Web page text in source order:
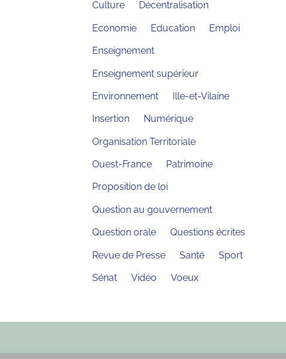
Culture Décentralisation
Economie Education Emploi
Enseignement
Enseignement supérieur
Environnement Ille-et-Vilaine
Insertion Numérique
Organisation Territoriale
Ouest-France Patrimoine
Proposition de loi
Question au gouvernement
Question orale Questions écrites
Revue de Presse Santé Sport
Sénat Vidéo Voeux